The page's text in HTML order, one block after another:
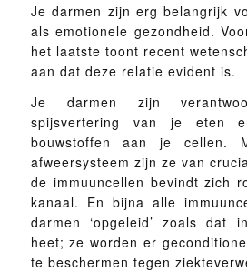
Je darmen zijn erg belangrijk
als emotionele gezondheid.
het laatste toont recent
aan dat deze relatie evident is.
Je darmen zijn
spijsvertering van je eten
bouwstoffen aan je cellen.
afweersysteem zijn ze van
de immuuncellen bevindt zich
kanaal. En bijna alle
darmen ‘opgeleid’ zoals dat
heet; ze worden er
te beschermen tegen